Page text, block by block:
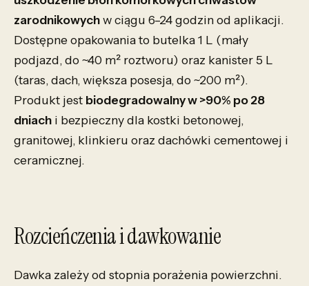
zarodnikowychw ciągu 6–24 godzin od aplikacji.
Dostępne opakowania to butelka 1 L (mały
podjazd, do ~40 m² roztworu) oraz kanister 5 L
(taras, dach, większa posesja, do ~200 m²).
Produkt jest biodegradowalny w >90% po 28
dniach i bezpieczny dla kostki betonowej,
granitowej, klinkieru oraz dachówki cementowej i
ceramicznej.
Rozcieńczenia i dawkowanie
Dawka zależy od stopnia porażenia powierzchni.